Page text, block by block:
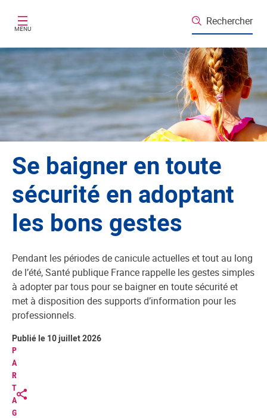
MENU
Rechercher
Se baigner en toute
sécurité en adoptant
les bons gestes
Pendant les périodes de canicule actuelles et tout au long
de l’été, Santé publique France rappelle les gestes simples
à adopter par tous pour se baigner en toute sécurité et
met à disposition des supports d’information pour les
professionnels.
P
A
R
T
A
G
Publié le 10 juillet 2026